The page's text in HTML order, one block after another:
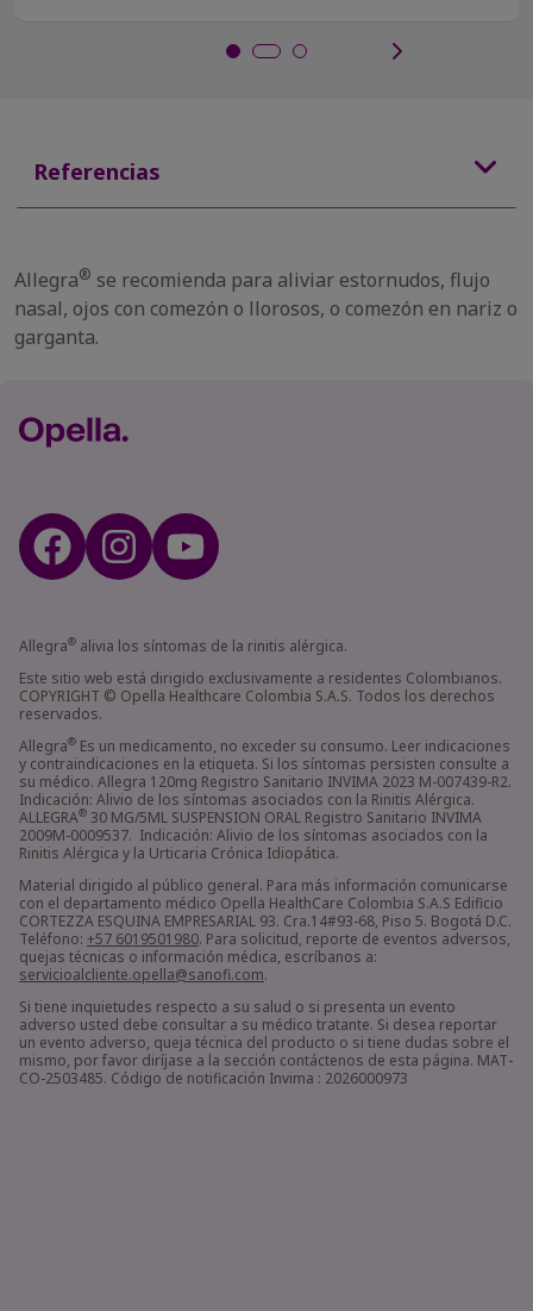
Referencias
Allegra® se recomienda para aliviar estornudos, flujo
nasal, ojos con comezón o llorosos, o comezón en nariz o
garganta.
Allegra® alivia los síntomas de la rinitis alérgica.
Este sitio web está dirigido exclusivamente a residentes Colombianos.
COPYRIGHT © Opella Healthcare Colombia S.A.S. Todos los derechos
reservados.
Allegra® Es un medicamento, no exceder su consumo. Leer indicaciones
y contraindicaciones en la etiqueta. Si los síntomas persisten consulte a
su médico. Allegra 120mg Registro Sanitario INVIMA 2023 M-007439-R2.
Indicación: Alivio de los síntomas asociados con la Rinitis Alérgica.
ALLEGRA® 30 MG/5ML SUSPENSION ORAL Registro Sanitario INVIMA
2009M-0009537. Indicación: Alivio de los síntomas asociados con la
Rinitis Alérgica y la Urticaria Crónica Idiopática.
Material dirigido al público general. Para más información comunicarse
con el departamento médico Opella HealthCare Colombia S.A.S Edificio
CORTEZZA ESQUINA EMPRESARIAL 93. Cra.14#93-68, Piso 5. Bogotá D.C.
Teléfono: +57 6019501980. Para solicitud, reporte de eventos adversos,
quejas técnicas o información médica, escríbanos a:
servicioalcliente.opella@sanofi.com.
Si tiene inquietudes respecto a su salud o si presenta un evento
adverso usted debe consultar a su médico tratante. Si desea reportar
un evento adverso, queja técnica del producto o si tiene dudas sobre el
mismo, por favor diríjase a la sección contáctenos de esta página. MAT-
CO-2503485. Código de notificación Invima : 2026000973